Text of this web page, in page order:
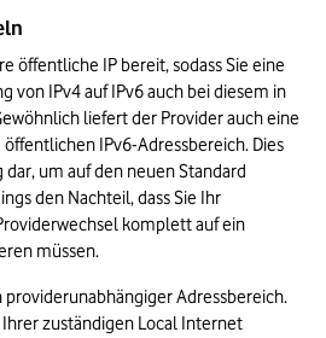
öffentliche IP bereit, sodass Sie eine
von IPv4 auf IPv6 auch bei diesem in
liefert der Provider auch eine
IPv6-Adressbereich. Dies
um auf den neuen Standard
den Nachteil, dass Sie Ihr
komplett auf ein
müssen.
providerunabhängiger Adressbereich.
zuständigen Local Internet